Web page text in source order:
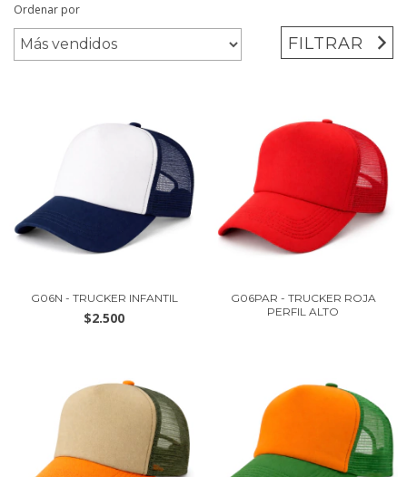
Ordenar por
FILTRAR
G06N - TRUCKER INFANTIL
$2.500
G06PAR - TRUCKER ROJA
PERFIL ALTO